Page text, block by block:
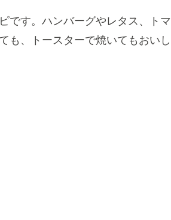
です。ハンバーグやレタス、ト
、トースターで焼いてもおいし